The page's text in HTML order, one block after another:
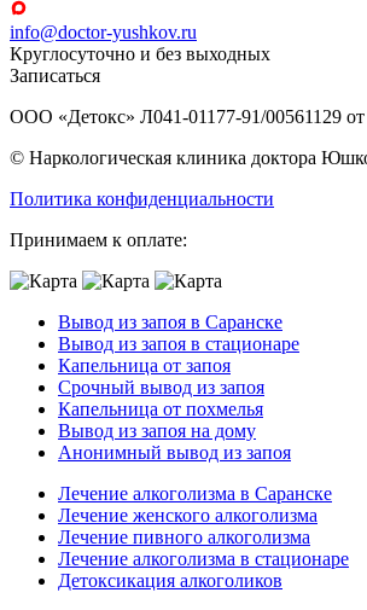
info@doctor-yushkov.ru
Круглосуточно и без выходных
Записаться
ООО «Детокс» Л041-01177-91/00561129 от
© Наркологическая клиника доктора
Политика конфиденциальности
Принимаем к оплате:
Вывод из запоя в Саранске
Вывод из запоя в стационаре
Капельница от запоя
Срочный вывод из запоя
Капельница от похмелья
Вывод из запоя на дому
Анонимный вывод из запоя
Лечение алкоголизма в Саранске
Лечение женского алкоголизма
Лечение пивного алкоголизма
Лечение алкоголизма в стационаре
Детоксикация алкоголиков